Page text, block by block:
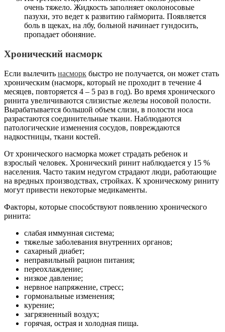
очень тяжело. Жидкость заполняет околоносовые
пазухи, это ведет к развитию гайморита. Появляется
боль в щеках, на лбу, больной начинает гундосить,
пропадает обоняние.
Хронический насморк
Если вылечить насморк быстро не получается, он может стать
хроническим (насморк, который не проходит в течение 4
месяцев, повторяется 4 – 5 раз в год). Во время хронического
ринита увеличиваются слизистые железы носовой полости.
Вырабатывается большой объем слизи, в полости носа
разрастаются соединительные ткани. Наблюдаются
патологические изменения сосудов, повреждаются
надкостницы, ткани костей.
От хронического насморка может страдать ребенок и
взрослый человек. Хронический ринит наблюдается у 15 %
населения. Часто таким недугом страдают люди, работающие
на вредных производствах, стройках. К хроническому риниту
могут привести некоторые медикаменты.
Факторы, которые способствуют появлению хронического
ринита:
слабая иммунная система;
тяжелые заболевания внутренних органов;
сахарный диабет;
неправильный рацион питания;
переохлаждение;
низкое давление;
нервное напряжение, стресс;
гормональные изменения;
курение;
загрязненный воздух;
горячая, острая и холодная пища.